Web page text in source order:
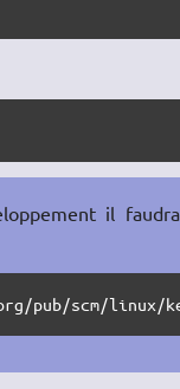
il
pub/scm/linux/